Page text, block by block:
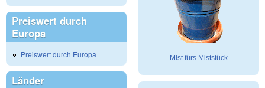
Preiswert durch
Europa
Preiswert durch Europa
Länder
Mist fürs Miststück